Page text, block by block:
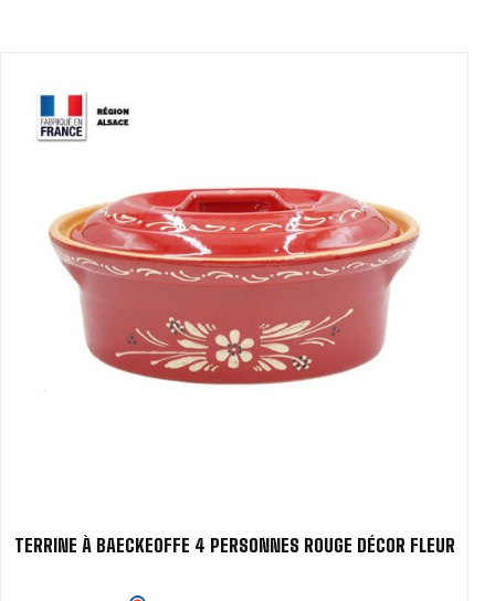
TERRINE À BAECKEOFFE 4 PERSONNES ROUGE DÉCOR FLEUR